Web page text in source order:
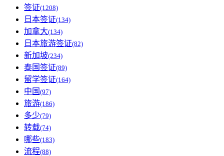
签证(1208)
日本签证(134)
加拿大(134)
日本旅游签证(82)
新加坡(234)
泰国签证(89)
留学签证(164)
中国 (97)
旅游(186)
多少(79)
转载(74)
哪些(183)
流程(88)